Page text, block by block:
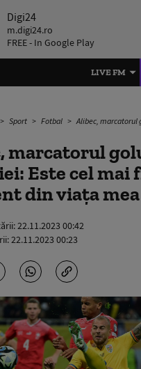
Digi24
m.digi24.ro
FREE - In Google Play
LIVE FM
Sport Fotbal Alibec, marcatorul golului
marcatorul
Este cel mai
din viaţa mea
22.11.2023 00:42
22.11.2023 00:23